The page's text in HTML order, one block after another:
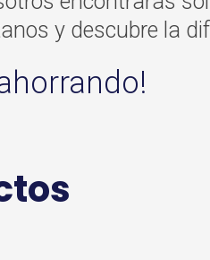
y descubre la